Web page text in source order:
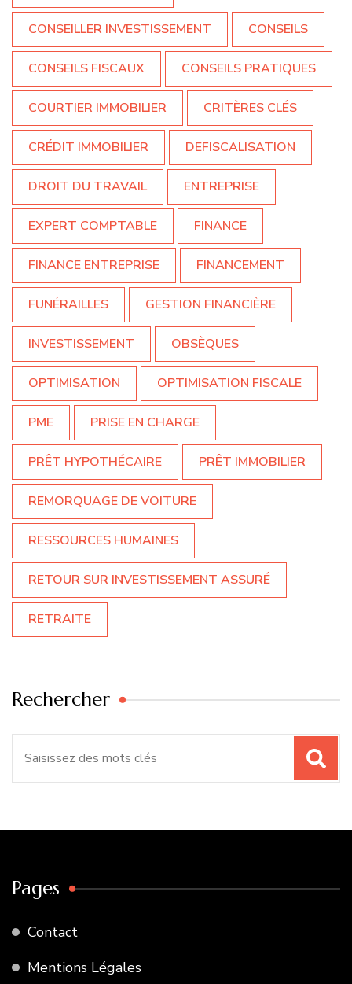
CONSEILLER INVESTISSEMENT CONSEILS
CONSEILS FISCAUX CONSEILS PRATIQUES
COURTIER IMMOBILIER CRITÈRES CLÉS
CRÉDIT IMMOBILIER DEFISCALISATION
DROIT DU TRAVAIL ENTREPRISE
EXPERT COMPTABLE FINANCE
FINANCE ENTREPRISE FINANCEMENT
FUNÉRAILLES GESTION FINANCIÈRE
INVESTISSEMENT OBSÈQUES
OPTIMISATION OPTIMISATION FISCALE
PME PRISE EN CHARGE
PRÊT HYPOTHÉCAIRE PRÊT IMMOBILIER
REMORQUAGE DE VOITURE
RESSOURCES HUMAINES
RETOUR SUR INVESTISSEMENT ASSURÉ
RETRAITE
Rechercher
Pages
Contact
Mentions Légales